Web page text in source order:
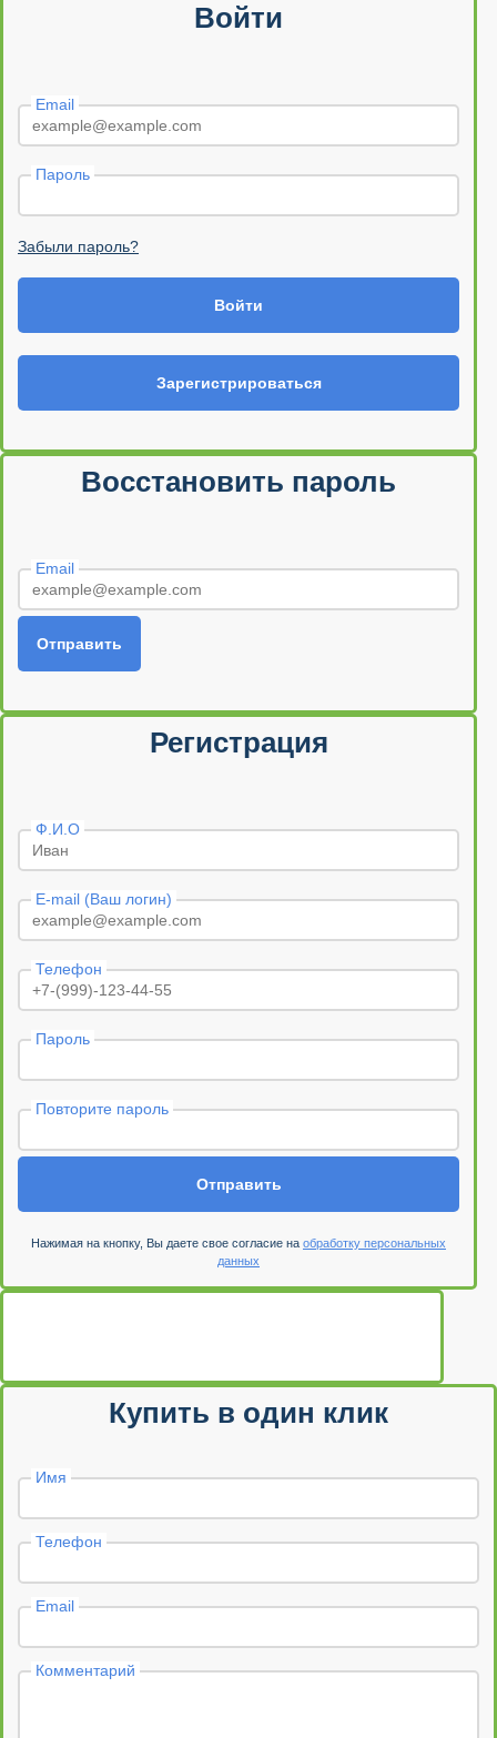
Войти
Email
Пароль
Забыли пароль?
Войти
Зарегистрироваться
Восстановить пароль
Email
Отправить
Регистрация
Ф.И.О
E-mail (Ваш логин)
Телефон
Пароль
Повторите пароль
Отправить
Нажимая на кнопку, Вы даете свое согласие на обработку персональных
данных
Купить в один клик
Имя
Телефон
Email
Комментарий